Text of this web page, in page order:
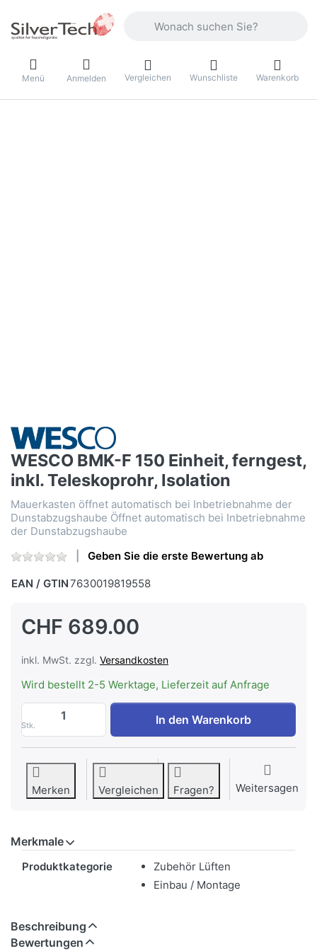
Menü Anmelden Vergleichen Wunschliste Warenkorb
WESCO BMK-F 150 Einheit, ferngest,
inkl. Teleskoprohr, Isolation
Mauerkasten öffnet automatisch bei Inbetriebnahme der
Dunstabzugshaube Öffnet automatisch bei Inbetriebnahme
der Dunstabzugshaube
Geben Sie die erste Bewertung ab
EAN / GTIN7630019819558
CHF 689.00
inkl. MwSt. zzgl. Versandkosten
Wird bestellt 2-5 Werktage, Lieferzeit auf Anfrage
Stk.
WESCO BMK-F 150 Einheit, ferngest,
In den Warenkorb
Merken Vergleichen Fragen? Weitersagen
Merkmale
Produktkategorie
Zubehör Lüften
Einbau / Montage
Beschreibung
Bewertungen